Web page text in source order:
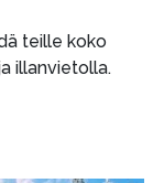
teille koko
illanvietolla.